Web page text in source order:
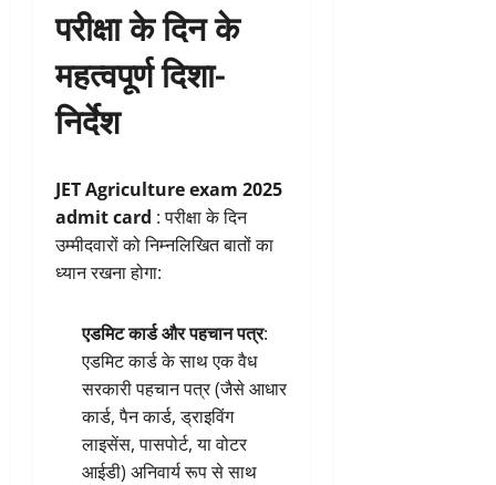
परीक्षा के दिन के
महत्वपूर्ण दिशा-
निर्देश
JET Agriculture exam 2025
admit card : परीक्षा के दिन
उम्मीदवारों को निम्नलिखित बातों का
ध्यान रखना होगा:
एडमिट कार्ड और पहचान पत्र:
एडमिट कार्ड के साथ एक वैध
सरकारी पहचान पत्र (जैसे आधार
कार्ड, पैन कार्ड, ड्राइविंग
लाइसेंस, पासपोर्ट, या वोटर
आईडी) अनिवार्य रूप से साथ